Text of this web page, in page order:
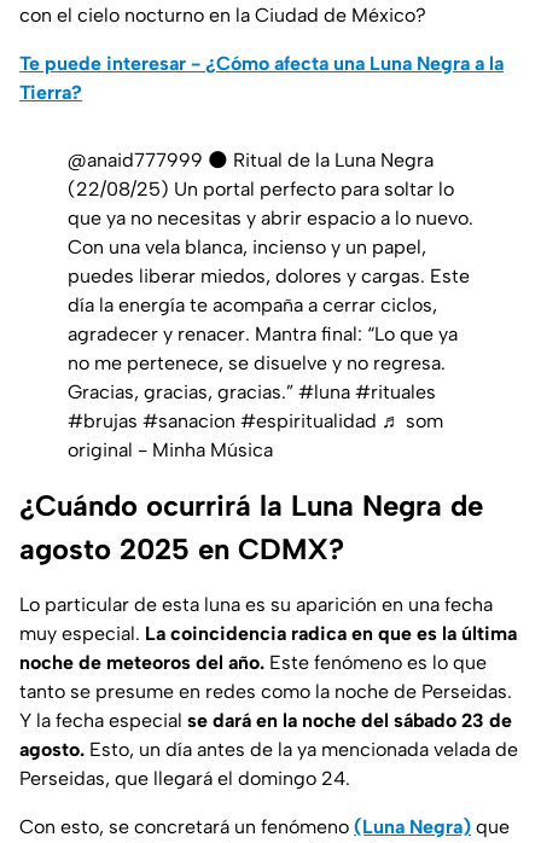
con el cielo nocturno en la Ciudad de México?
Te puede interesar - ¿Cómo afecta una Luna Negra a la
Tierra?
@anaid777999 🌑 Ritual de la Luna Negra
(22/08/25) Un portal perfecto para soltar lo
que ya no necesitas y abrir espacio a lo nuevo.
Con una vela blanca, incienso y un papel,
puedes liberar miedos, dolores y cargas. Este
día la energía te acompaña a cerrar ciclos,
agradecer y renacer. Mantra final: “Lo que ya
no me pertenece, se disuelve y no regresa.
Gracias, gracias, gracias.” #luna #rituales
#brujas #sanacion #espiritualidad ♬ som
original - Minha Música
¿Cuándo ocurrirá la Luna Negra de
agosto 2025 en CDMX?
Lo particular de esta luna es su aparición en una fecha
muy especial. La coincidencia radica en que es la última
noche de meteoros del año. Este fenómeno es lo que
tanto se presume en redes como la noche de Perseidas.
Y la fecha especial se dará en la noche del sábado 23 de
agosto. Esto, un día antes de la ya mencionada velada de
Perseidas, que llegará el domingo 24.
Con esto, se concretará un fenómeno (Luna Negra) que